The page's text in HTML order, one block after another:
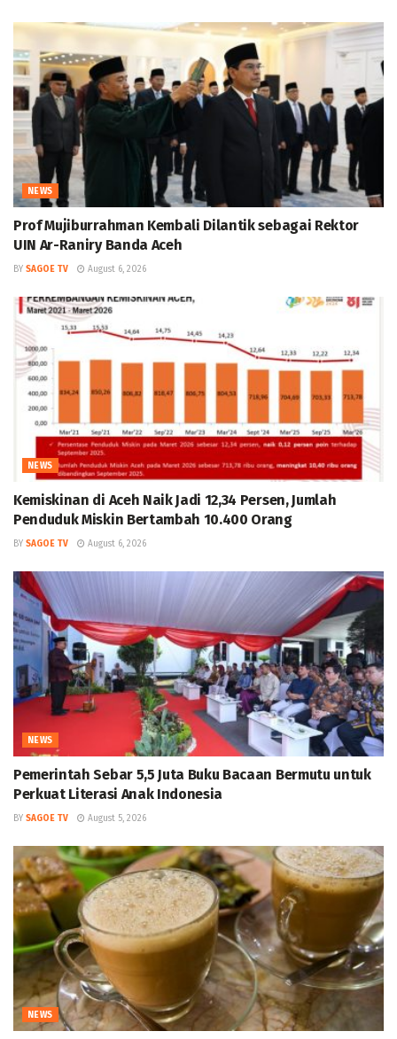
NEWS
Prof Mujiburrahman Kembali Dilantik sebagai Rektor
UIN Ar-Raniry Banda Aceh
BY SAGOE TV August 6, 2026
NEWS
Kemiskinan di Aceh Naik Jadi 12,34 Persen, Jumlah
Penduduk Miskin Bertambah 10.400 Orang
BY SAGOE TV August 6, 2026
NEWS
Pemerintah Sebar 5,5 Juta Buku Bacaan Bermutu untuk
Perkuat Literasi Anak Indonesia
BY SAGOE TV August 5, 2026
NEWS